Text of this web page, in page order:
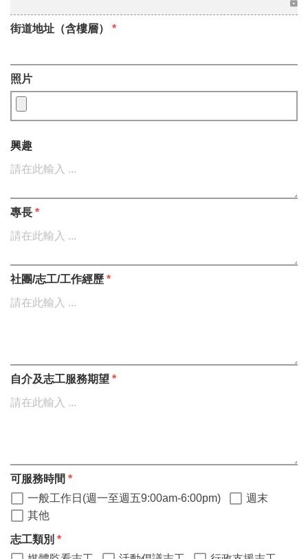
街道地址（含樓層） *
照片
興趣
專長 *
社團/志工/工作經歷 *
自介及志工服務期望 *
可服務時間 *
一般工作日(週一至週五9:00am-6:00pm)
週末
其他
志工類別 *